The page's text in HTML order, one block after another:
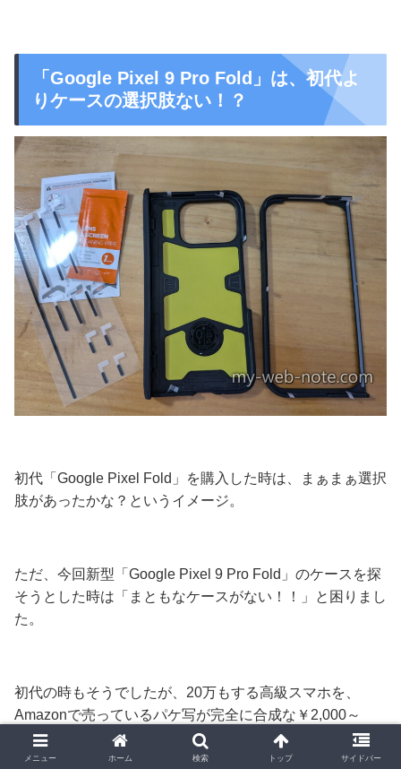
「Google Pixel 9 Pro Fold」は、初代よ
りケースの選択肢ない！？
初代「Google Pixel Fold」を購入した時は、まぁまぁ選択
肢があったかな？というイメージ。
ただ、 今回新型「Google Pixel 9 Pro Fold」のケースを探
そうとした時は「まともなケースがない！！」と困りまし
た。
初代の時もそうでしたが、20万もする高級スマホを、
Amazonで売っているパケ写が完全に合成な￥2,000～
3,000のケースなんて使えねぇよ！！
メニュー ホーム 検索 トップ サイドバー